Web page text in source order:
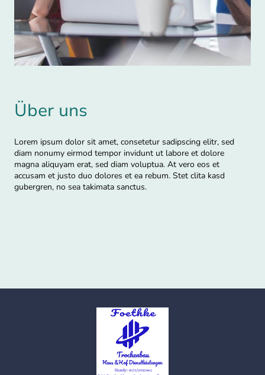
Über uns
Lorem ipsum dolor sit amet, consetetur sadipscing elitr, sed
diam nonumy eirmod tempor invidunt ut labore et dolore
magna aliquyam erat, sed diam voluptua. At vero eos et
accusam et justo duo dolores et ea rebum. Stet clita kasd
gubergren, no sea takimata sanctus.